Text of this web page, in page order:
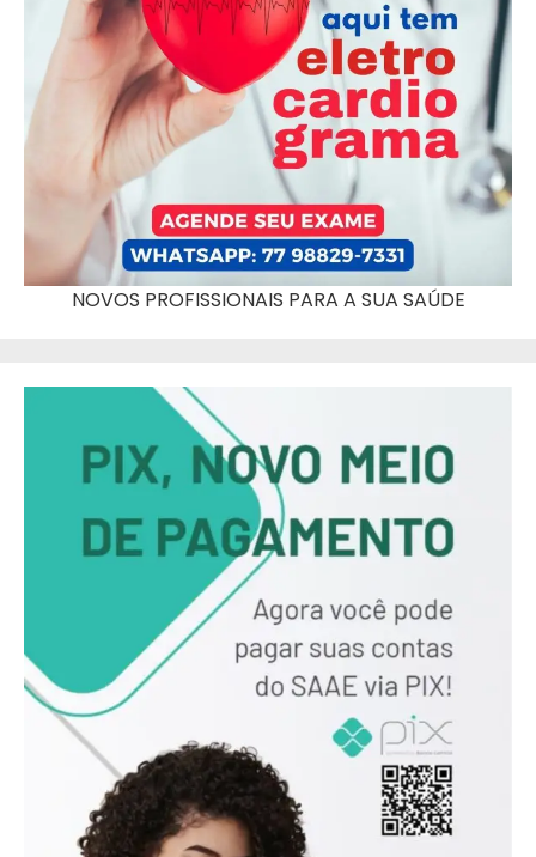
NOVOS PROFISSIONAIS PARA A SUA SAÚDE